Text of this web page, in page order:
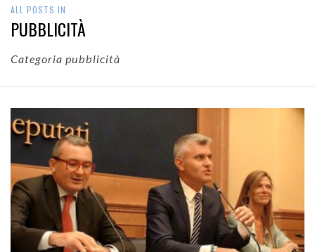
ALL POSTS IN
PUBBLICITÀ
Categoria pubblicità